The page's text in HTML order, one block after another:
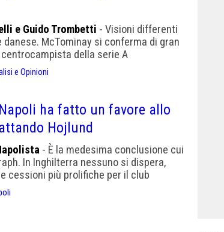
e Guido Trombetti - Visioni differenti
McTominay si conferma di gran
della serie A
e Opinioni
ha fatto un favore allo
Hojlund
- È la medesima conclusione cui
In Inghilterra nessuno si dispera,
cessioni più prolifiche per il club